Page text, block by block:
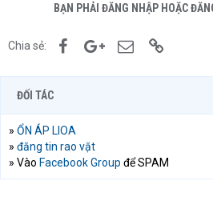
BẠN PHẢI ĐĂNG NHẬP HOẶC
Chia sẻ: FacebookGoogle+Email
ĐỐI TÁC
» ỔN ÁP LIOA
» đăng tin rao vặt
» Vào Facebook Group để SPAM